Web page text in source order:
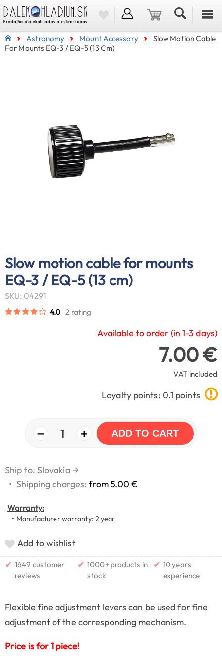
Astronomy Mount Accessory
Slow Motion Cable
For Mounts EQ-3 / EQ-5 (13 Cm)
Slow motion cable for mounts
EQ-3 / EQ-5 (13 cm)
SKU: 04291
4.0 2 rating
Available to order (in 1-3 days)
7.00 €
VAT included
Loyalty points: 0.1 points
− 1 + ADD TO CART
Ship to: Slovakia →
• Shipping charges:from 5.00 €
Warranty:
• Manufacturer warranty: 2 year
Add to wishlist
✔ 1649 customer
reviews
✔ 1000+ products in
stock
✔ 10 years
experience
Flexible fine adjustment levers can be used for fine
adjustment of the corresponding mechanism.
Price is for 1 piece!